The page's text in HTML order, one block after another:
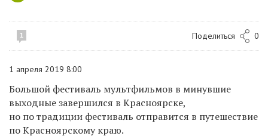
1 Поделиться 0
1 апреля 2019 8:00
Большой фестиваль мультфильмов в минувшие
выходные завершился в Красноярске,
но по традиции фестиваль отправится в путешествие
по Красноярскому краю.